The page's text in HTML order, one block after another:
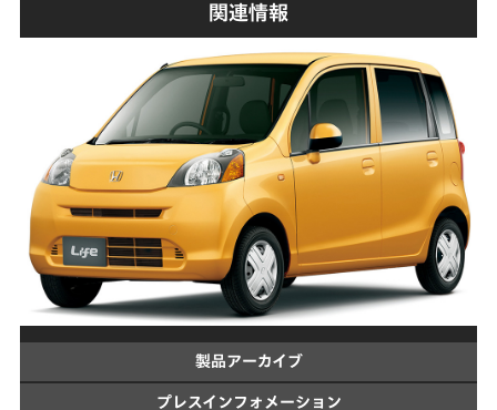
関連情報
製品アーカイブ
プレスインフォメーション